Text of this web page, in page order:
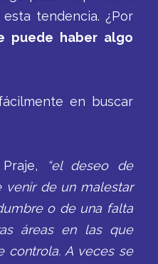
tendencia. ¿Por
puede haber algo
en buscar
“el deseo de
venir de un malestar
o de una falta
áreas en las que
A veces se